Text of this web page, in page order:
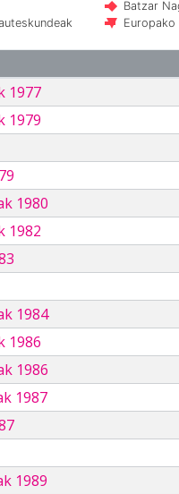
Batzar
1977
1979
1980
1982
1984
1986
1986
1987
1989